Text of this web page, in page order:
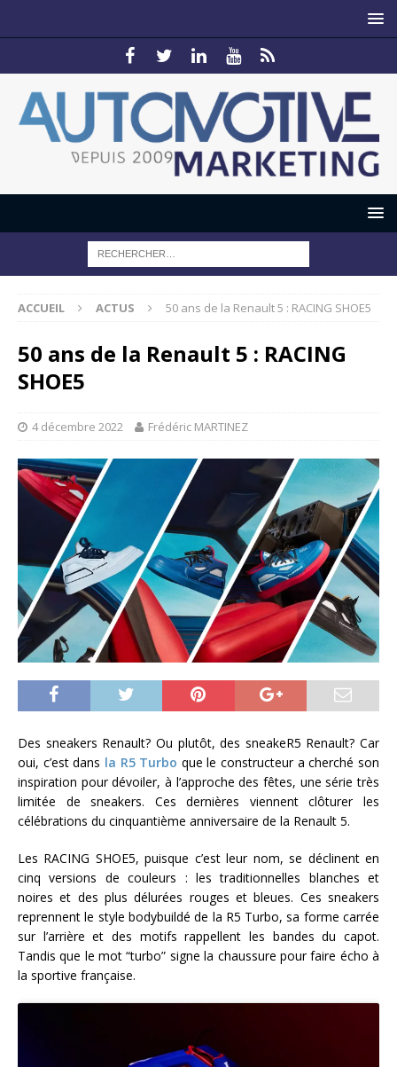
ACCUEIL ACTUS 50 ans de la Renault 5 : RACING SHOE5
50 ans de la Renault 5 : RACING
SHOE5
4 décembre 2022 Frédéric MARTINEZ
Des sneakers Renault? Ou plutôt, des sneakeR5 Renault? Car
oui, c’est dans la R5 Turbo que le constructeur a cherché son
inspiration pour dévoiler, à l’approche des fêtes, une série très
limitée de sneakers. Ces dernières viennent clôturer les
célébrations du cinquantième anniversaire de la Renault 5.
Les RACING SHOE5, puisque c’est leur nom, se déclinent en
cinq versions de couleurs : les traditionnelles blanches et
noires et des plus délurées rouges et bleues. Ces sneakers
reprennent le style bodybuildé de la R5 Turbo, sa forme carrée
sur l’arrière et des motifs rappellent les bandes du capot.
Tandis que le mot “turbo” signe la chaussure pour faire écho à
la sportive française.